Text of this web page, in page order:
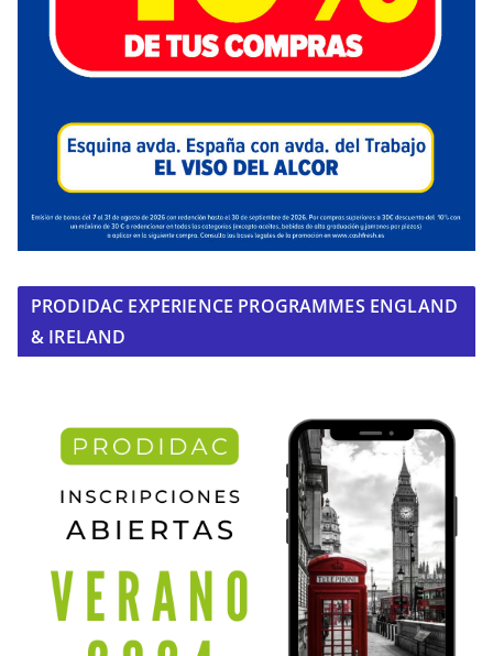
PRODIDAC EXPERIENCE PROGRAMMES ENGLAND
& IRELAND